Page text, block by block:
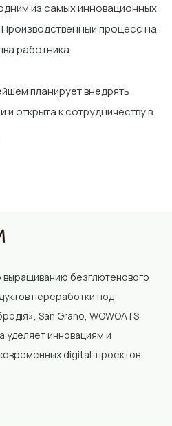
из самых инновационных
процесс на
работника.
планирует внедрять
открыта к сотрудничеству в
выращиванию безглютенового
переработки под
, San Grano, WOWOATS.
уделяет инновациям и
digital-проектов.